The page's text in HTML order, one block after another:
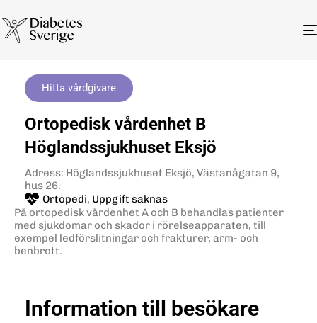
Hitta vårdgivare
Ortopedisk vårdenhet B
Höglandssjukhuset Eksjö
Adress: Höglandssjukhuset Eksjö, Västanågatan 9,
hus 26.
Ortopedi, Uppgift saknas
På ortopedisk vårdenhet A och B behandlas patienter
med sjukdomar och skador i rörelseapparaten, till
exempel ledförslitningar och frakturer, arm- och
benbrott.
Information till besökare